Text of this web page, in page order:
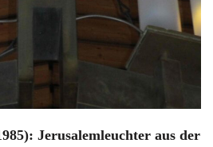
Jerusalemleuchter aus der